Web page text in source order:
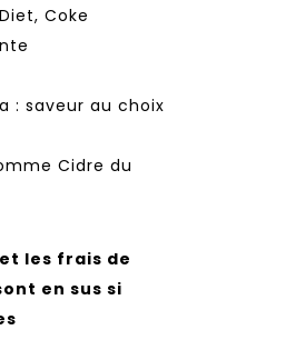
Coke
: saveur au choix
Cidre du
les frais de
en sus si